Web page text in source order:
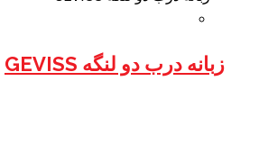
زبانه درب دو لنگه GEVISS